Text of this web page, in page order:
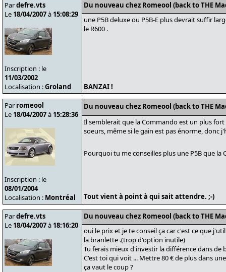
Pardefre.vts
Le 18/04/2007à 15:08:29
Inscription : le
11/03/2002
Localisation :Groland
Du nouveau chez Romeool (back to THE
une P5B deluxe ou P5B-E plus devrait suffir
le R600 .
BANZAI !
Par romeool
Le 18/04/2007à 15:28:36
Inscription : le
08/01/2004
Localisation : Montréal
Du nouveau chez Romeool (back to THE
Il semblerait que la Commando est un plus
soeurs, même si le gain est pas énorme, donc
Pourquoi tu me conseilles plus une P5B que la
Tout vient à point à qui sait attendre. ;-)
Pardefre.vts
Le 18/04/2007à 18:16:20
Du nouveau chez Romeool (back to THE
oui le prix et je te conseil ça car c'est ce que
la branlette .(trop d'option inutile)
Tu ferais mieux d'investir la différence dans de
C'est toi qui voit ... Mettre 80 € de plus dans
ça vaut le coup ?